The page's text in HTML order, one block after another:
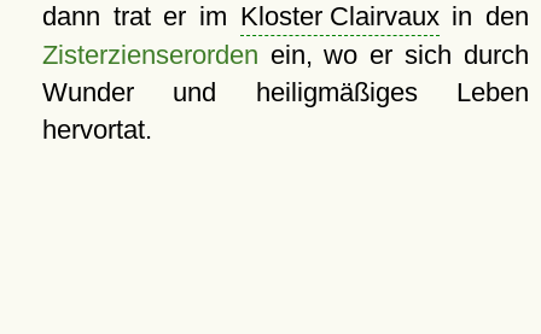
dann trat er im Kloster Clairvauxin den
Zisterzienserorden ein, wo er sich durch
Wunder und heiligmäßiges Leben
hervortat.